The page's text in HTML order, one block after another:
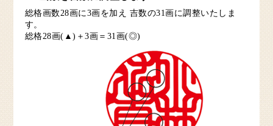
総格画数28画に3画を加え 吉数の31画に調整いたしま
す。
総格28画(▲)＋3画＝31画(◎)